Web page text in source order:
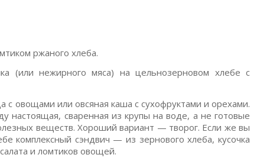
ржаного хлеба.
(или нежирного мяса) на цельнозерновом хлебе с
с овощами или овсяная каша с сухофруктами и орехами.
настоящая, сваренная из крупы на воде, а не готовые
веществ. Хороший вариант — творог. Если же вы
комплексный сэндвич — из зернового хлеба, кусочка
и ломтиков овощей.